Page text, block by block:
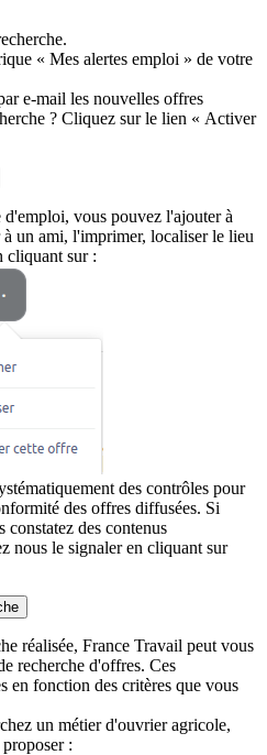
« Mes alertes emploi » de votre
e-mail les nouvelles offres
? Cliquez sur le lien « Activer
vous pouvez l'ajouter à
un ami, l'imprimer, localiser le lieu
cliquant sur :
des contrôles pour
des offres diffusées. Si
constatez des contenus
nous le signaler en cliquant sur
réalisée, France Travail peut vous
recherche d'offres. Ces
en fonction des critères que vous
un métier d'ouvrier agricole,
: